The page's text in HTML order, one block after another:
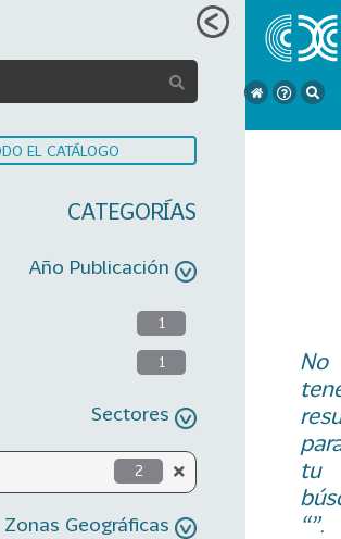
EL CATÁLOGO
CATEGORÍAS
Año Publicación
1
1
Sectores
2
Zonas Geográficas
No
tu
“”.